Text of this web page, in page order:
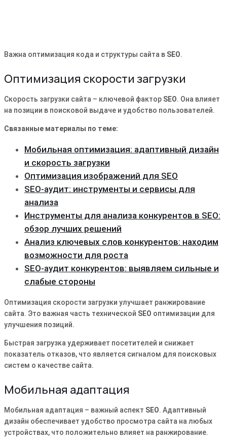
Важна оптимизация кода и структуры сайта в SEO.
Оптимизация скорости загрузки
Скорость загрузки сайта – ключевой фактор SEO. Она влияет
на позиции в поисковой выдаче и удобство пользователей.
Связанные материалы по теме:
Мобильная оптимизация: адаптивный дизайн
и скорость загрузки
Оптимизация изображений для SEO
SEO-аудит: инструменты и сервисы для
анализа
Инструменты для анализа конкурентов в SEO:
обзор лучших решений
Анализ ключевых слов конкурентов: находим
возможности для роста
SEO-аудит конкурентов: выявляем сильные и
слабые стороны
Оптимизация скорости загрузки улучшает ранжирование
сайта. Это важная часть технической SEO оптимизации для
улучшения позиций.
Быстрая загрузка удерживает посетителей и снижает
показатель отказов, что является сигналом для поисковых
систем о качестве сайта.
Мобильная адаптация
Мобильная адаптация – важный аспект SEO. Адаптивный
дизайн обеспечивает удобство просмотра сайта на любых
устройствах, что положительно влияет на ранжирование.